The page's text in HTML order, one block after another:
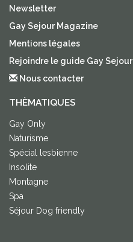
Newsletter
Gay Sejour Magazine
Mentions légales
Rejoindre le guide Gay Sejour
Nous contacter
THÈMATIQUES
Gay Only
Naturisme
Spécial lesbienne
Insolite
Montagne
Spa
Séjour Dog friendly